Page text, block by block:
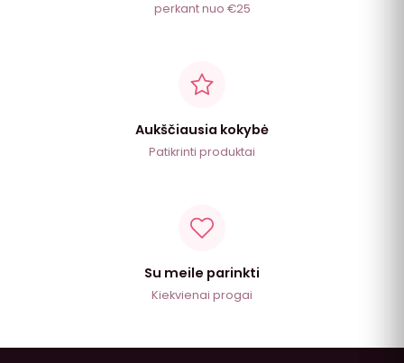
perkant nuo €25
Aukščiausia kokybė
Patikrinti produktai
Su meile parinkti
Kiekvienai progai